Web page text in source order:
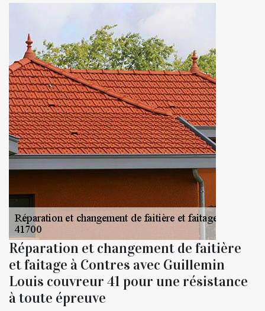
Réparation et changement de faitière
et faitage à Contres avec Guillemin
Louis couvreur 41 pour une résistance
à toute épreuve